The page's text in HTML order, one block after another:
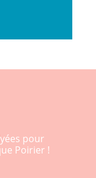
pour
Poirier !